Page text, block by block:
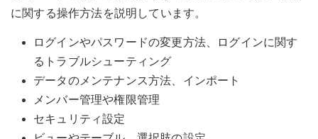
に関する操作方法を説明しています。
ログインやパスワードの変更方法、ログインに関す
るトラブルシューティング
データのメンテナンス方法、インポート
メンバー管理や権限管理
セキュリティ設定